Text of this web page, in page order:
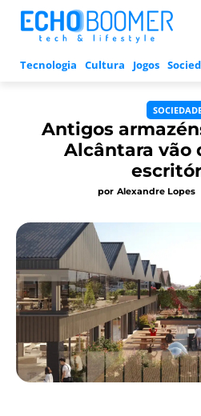
Tecnologia Cultura Jogos
Antigos
Alcântara vão
por Alexandre Lopes